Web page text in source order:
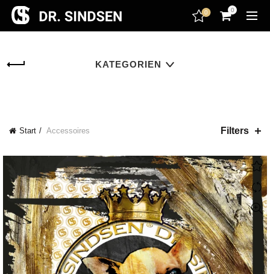
encodedScript:
0 0
KATEGORIEN
Start Accessoires Filters